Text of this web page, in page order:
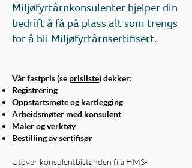
Miljøfyrtårnkonsulenter hjelper din
bedrift å få på plass alt som trengs
for å bli Miljøfyrtårnsertifisert.
Vår fastpris (se prisliste) dekker:
Registrering
Oppstartsmøte og kartlegging
Arbeidsmøter med konsulent
Maler og verktøy
Bestilling av sertifisør
Utover konsulentbistanden fra HMS-